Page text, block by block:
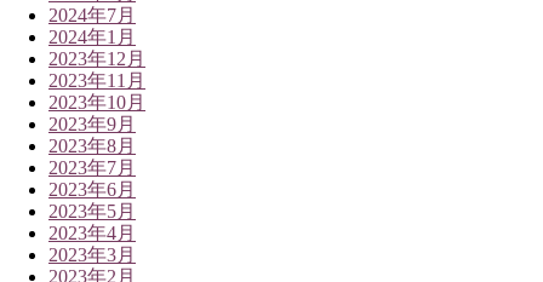
2024年7月
2024年1月
2023年12月
2023年11月
2023年10月
2023年9月
2023年8月
2023年7月
2023年6月
2023年5月
2023年4月
2023年3月
2023年2月